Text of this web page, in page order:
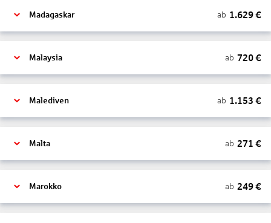
Madagaskar ab 1.629€
Malaysia ab 720€
Malediven ab 1.153 €
Malta ab 271 €
Marokko ab 249€